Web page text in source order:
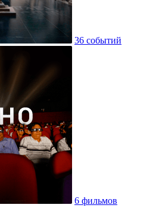
36 событий
6 фильмов